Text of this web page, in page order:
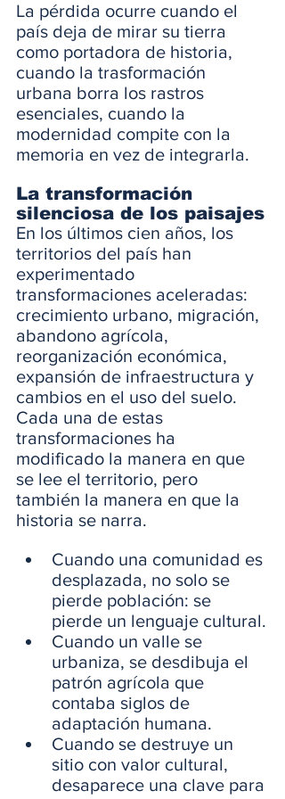
La pérdida ocurre cuando el
país deja de mirar su tierra
como portadora de historia,
cuando la trasformación
urbana borra los rastros
esenciales, cuando la
modernidad compite con la
memoria en vez de integrarla.
La transformación
silenciosa de los paisajes
En los últimos cien años, los
territorios del país han
experimentado
transformaciones aceleradas:
crecimiento urbano, migración,
abandono agrícola,
reorganización económica,
expansión de infraestructura y
cambios en el uso del suelo.
Cada una de estas
transformaciones ha
modificado la manera en que
se lee el territorio, pero
también la manera en que la
historia se narra.
Cuando una comunidad es
desplazada, no solo se
pierde población: se
pierde un lenguaje cultural.
Cuando un valle se
urbaniza, se desdibuja el
patrón agrícola que
contaba siglos de
adaptación humana.
Cuando se destruye un
sitio con valor cultural,
desaparece una clave para